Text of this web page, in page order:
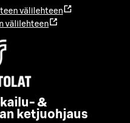
välilehteen
välilehteen
&
ketjuohjaus